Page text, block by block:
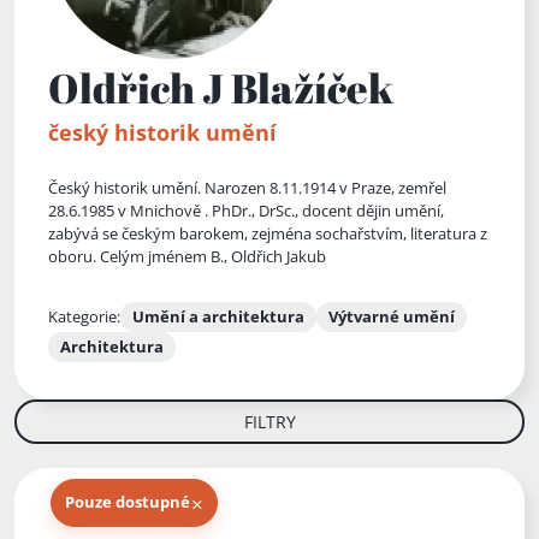
Oldřich J Blažíček
český historik umění
Český historik umění. Narozen 8.11.1914 v Praze, zemřel
28.6.1985 v Mnichově . PhDr., DrSc., docent dějin umění,
zabývá se českým barokem, zejména sochařstvím, literatura z
oboru. Celým jménem B., Oldřich Jakub
Kategorie: Umění a architektura
Výtvarné umění
Architektura
FILTRY
Pouze dostupné×